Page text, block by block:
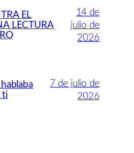
EL
LECTURA
14 de
julio de
2026
ti
7 de julio de
2026